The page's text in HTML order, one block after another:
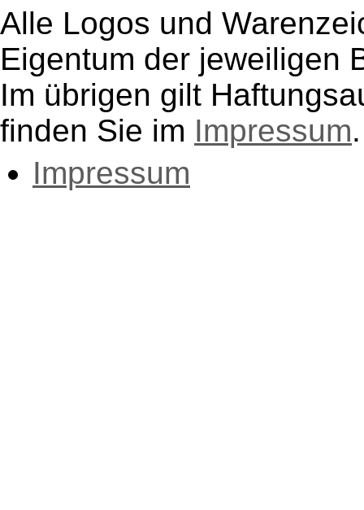
Alle Logos und
Eigentum der jeweiligen
Im übrigen gilt
finden Sie im Impressum.
Impressum